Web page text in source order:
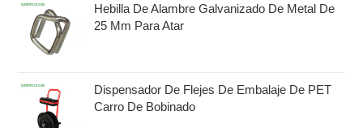
Hebilla De Alambre Galvanizado De Metal De
25 Mm Para Atar
Dispensador De Flejes De Embalaje De PET
Carro De Bobinado